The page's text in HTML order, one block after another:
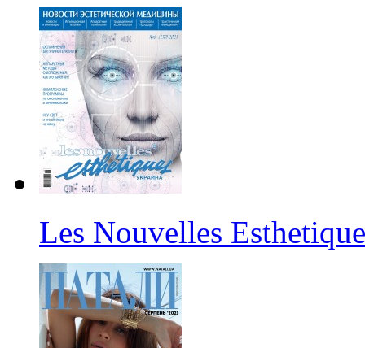
Les Nouvelles